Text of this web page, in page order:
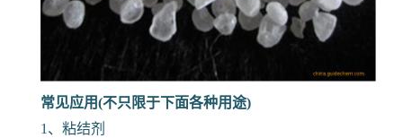
常见应用(不只限于下面各种用途)
1、粘结剂